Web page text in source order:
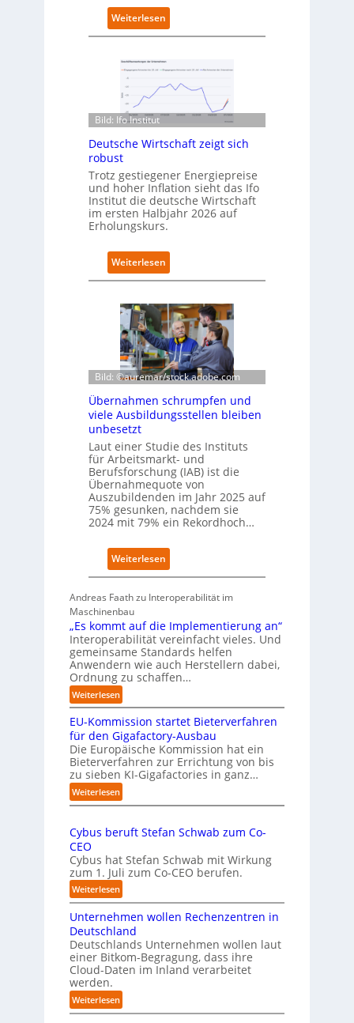
e
t
n
u
e
C
a
m
s
Weiterlesen:
D
u
t
s
h
l
a
d
i
m
B
i
k
o
-
D
E
S
I
-
I
n
d
x
a
u
f
P
l
a
z
1
Bild: Ifo Institut
Deutsche Wirtschaft zeigt sich
robust
Trotz gestiegener Energiepreise
und hoher Inflation sieht das Ifo
Institut die deutsche Wirtschaft
im ersten Halbjahr 2026 auf
Erholungskurs.
Weiterlesen:
D
u
t
s
c
h
e
i
r
s
c
h
a
f
t
e
i
g
s
c
h
r
o
s
t
Bild: ©auremar/stock.adobe.com
Übernahmen schrumpfen und
viele Ausbildungsstellen bleiben
unbesetzt
Laut einer Studie des Instituts
für Arbeitsmarkt- und
Berufsforschung (IAB) ist die
Übernahmequote von
Auszubildenden im Jahr 2025 auf
75% gesunken, nachdem sie
2024 mit 79% ein Rekordhoch…
Weiterlesen:
Ü
e
n
a
h
m
e
c
h
r
u
e
u
n
v
i
l
e
A
b
Andreas Faath zu Interoperabilität im
Maschinenbau
„Es kommt auf die Implementierung an“
Interoperabilität vereinfacht vieles. Und
gemeinsame Standards helfen
Anwendern wie auch Herstellern dabei,
Ordnung zu schaffen…
Weiterlesen:
„
E
s
k
o
m
m
t
u
d
i
e
I
p
l
e
m
e
n
t
i
EU-Kommission startet Bieterverfahren
für den Gigafactory-Ausbau
Die Europäische Kommission hat ein
Bieterverfahren zur Errichtung von bis
zu sieben KI-Gigafactories in ganz…
Weiterlesen:
E
-
o
m
m
i
i
o
n
t
a
Cybus beruft Stefan Schwab zum Co-
CEO
Cybus hat Stefan Schwab mit Wirkung
zum 1. Juli zum Co-CEO berufen.
Weiterlesen:
C
y
b
u
s
b
r
u
Unternehmen wollen Rechenzentren in
Deutschland
Deutschlands Unternehmen wollen laut
einer Bitkom-Begragung, dass ihre
Cloud-Daten im Inland verarbeitet
werden.
Weiterlesen:
U